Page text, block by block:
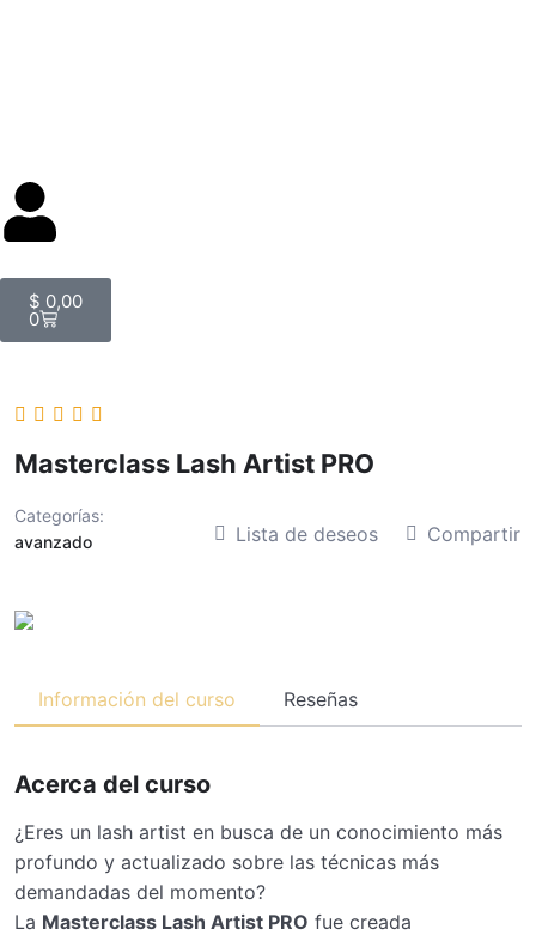
$ 0,00
0
Masterclass Lash Artist PRO
Categorías:
avanzado
Lista de deseos Compartir
Información del curso Reseñas
Acerca del curso
¿Eres un lash artist en busca de un conocimiento más
profundo y actualizado sobre las técnicas más
demandadas del momento?
La Masterclass Lash Artist PRO fue creada